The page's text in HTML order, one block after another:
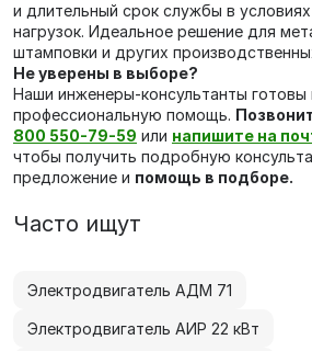
и длительный срок службы в
нагрузок. Идеальное решение для
штамповки и других
Не уверены в выборе?
Наши инженеры-консультанты готовы
профессиональную помощь.
800 550-79-59 или напишите на
чтобы получить подробную
предложение и помощь в подборе.
Часто ищут
Электродвигатель АДМ 71
Электродвигатель АИР 22 кВт